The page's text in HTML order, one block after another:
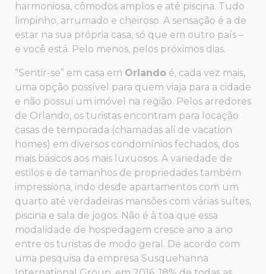
harmoniosa, cômodos amplos e até piscina. Tudo
limpinho, arrumado e cheiroso. A sensação é a de
estar na sua própria casa, só que em outro país –
e você está. Pelo menos, pelos próximos dias.
“Sentir-se” em casa em Orlando é, cada vez mais,
uma opção possível para quem viaja para a cidade
e não possui um imóvel na região. Pelos arredores
de Orlando, os turistas encontram para locação
casas de temporada (chamadas ali de vacation
homes) em diversos condomínios fechados, dos
mais básicos aos mais luxuosos. A variedade de
estilos e de tamanhos de propriedades também
impressiona, indo desde apartamentos com um
quarto até verdadeiras mansões com várias suítes,
piscina e sala de jogos. Não é à toa que essa
modalidade de hospedagem cresce ano a ano
entre os turistas de modo geral. De acordo com
uma pesquisa da empresa Susquehanna